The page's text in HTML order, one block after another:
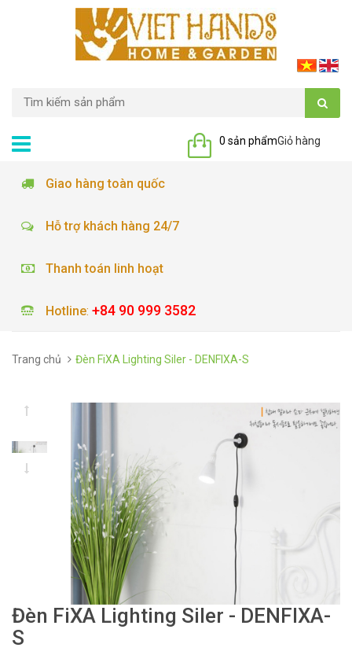
Giỏ hàng
0 sản phẩm
Giao hàng toàn quốc
Hỗ trợ khách hàng 24/7
Thanh toán linh hoạt
Hotline: +84 90 999 3582
Trang chủ Đèn FiXA Lighting Siler - DENFIXA-S
Đèn FiXA Lighting Siler - DENFIXA-
S